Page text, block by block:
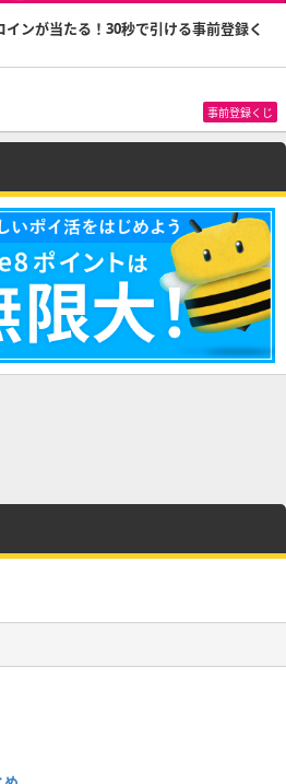
ンが当たる！30秒で引ける事前登録く
事前登録くじ